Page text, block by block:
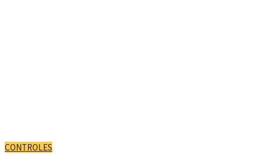
CONTROLES